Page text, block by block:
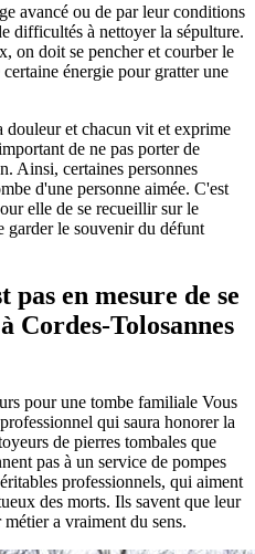
avancé ou de par leur conditions
difficultés à nettoyer la sépulture.
on doit se pencher et courber le
énergie pour gratter une
douleur et chacun vit et exprime
de ne pas porter de
Ainsi, certaines personnes
d'une personne aimée. C'est
elle de se recueillir sur le
garder le souvenir du défunt
en mesure de se
Cordes-Tolosannes
pour une tombe familiale Vous
qui saura honorer la
de pierres tombales que
pas à un service de pompes
professionnels, qui aiment
des morts. Ils savent que leur
a vraiment du sens.